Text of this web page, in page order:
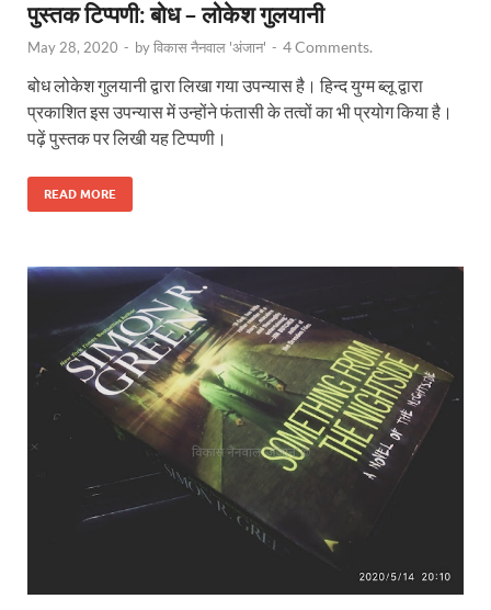
पुस्तक टिप्पणी: बोध – लोकेश गुलयानी
May 28, 2020 - byविकास नैनवाल 'अंजान' - 4 Comments.
बोध लोकेश गुलयानी द्वारा लिखा गया उपन्यास है। हिन्द युग्म ब्लू द्वारा
प्रकाशित इस उपन्यास में उन्होंने फंतासी के तत्वों का भी प्रयोग किया है।
पढ़ें पुस्तक पर लिखी यह टिप्पणी।
READ MORE